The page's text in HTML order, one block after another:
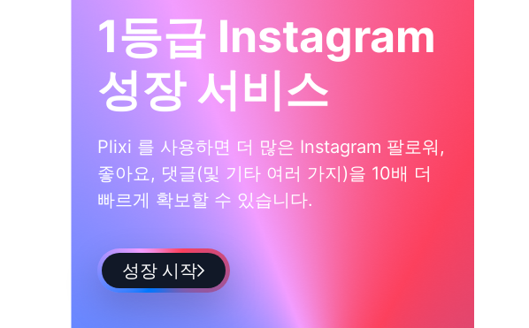
1등급 Instagram
성장 서비스
Plixi 를 사용하면 더 많은 Instagram 팔로워,
좋아요, 댓글(및 기타 여러 가지)을 10배 더
빠르게 확보할 수 있습니다.
성장 시작